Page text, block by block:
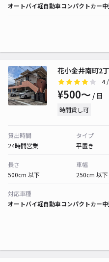
オートバイ軽自動車コンパクトカー
花小金井南町2
4/
¥500〜 / 日
時間貸し可
貸出時間
24時間営業
タイプ
平置き
長さ
500cm 以下
車幅
250cm 以下
対応車種
オートバイ軽自動車コンパクトカー